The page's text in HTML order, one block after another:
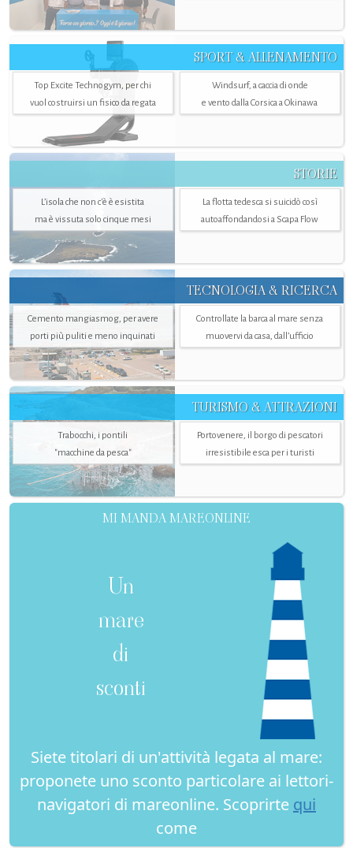
SPORT & ALLENAMENTO
Top Excite Technogym, per chi
vuol costruirsi un fisico da regata
Windsurf, a caccia di onde
e vento dalla Corsica a Okinawa
STORIE
L’isola che non c'è è esistita
ma è vissuta solo cinque mesi
La flotta tedesca si suicidò così
autoaffondandosi a Scapa Flow
TECNOLOGIA & RICERCA
Cemento mangiasmog, per avere
porti più puliti e meno inquinati
Controllate la barca al mare senza
muovervi da casa, dall’ufficio
TURISMO & ATTRAZIONI
Trabocchi, i pontili
"macchine da pesca"
Portovenere, il borgo di pescatori
irresistibile esca per i turisti
MI MANDA MAREONLINE
Un
mare
di
sconti
Siete titolari di un'attività legata al mare:
proponete uno sconto particolare ai lettori-
navigatori di mareonline. Scoprirte qui
come